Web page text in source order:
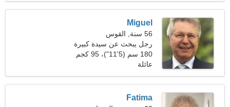
Miguel
56 سنة, القوس
رجل يبحث عن سيدة كبيرة
48-53
180 سم (5'11")، 95 كجم
(209 رطل)
عائلة
Fatima